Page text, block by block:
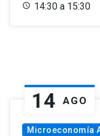
14:30 a 15:30
14 AGO
Microeconomía